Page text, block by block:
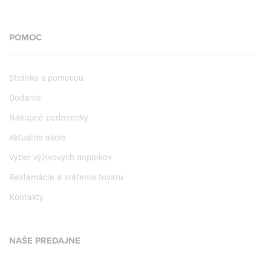
POMOC
Stránka s pomocou
Dodanie
Nákupné podmienky
Aktuálne akcie
Výber výživových doplnkov
Reklamácie a vrátenie tovaru
Kontakty
NAŠE PREDAJNE